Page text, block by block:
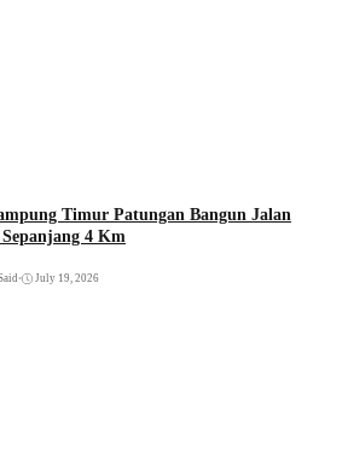
Timur Patungan Bangun Jalan
4 Km
• July 19, 2026